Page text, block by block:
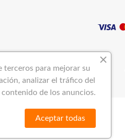
terceros para mejorar su
analizar el tráfico del
de los anuncios.
Aceptar todas